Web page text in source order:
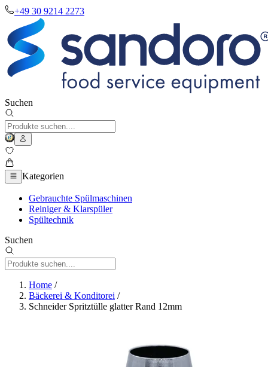
+49 30 9214 2273
Suchen
Kategorien
Gebrauchte Spülmaschinen
Reiniger & Klarspüler
Spültechnik
Suchen
Home /
Bäckerei & Konditorei /
Schneider Spritztülle glatter Rand 12mm